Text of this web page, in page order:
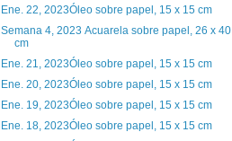
Ene. 22, 2023Óleo sobre papel, 15 x 15 cm
Semana 4, 2023 Acuarela sobre papel, 26 x 40
cm
Ene. 21, 2023Óleo sobre papel, 15 x 15 cm
Ene. 20, 2023Óleo sobre papel, 15 x 15 cm
Ene. 19, 2023Óleo sobre papel, 15 x 15 cm
Ene. 18, 2023Óleo sobre papel, 15 x 15 cm